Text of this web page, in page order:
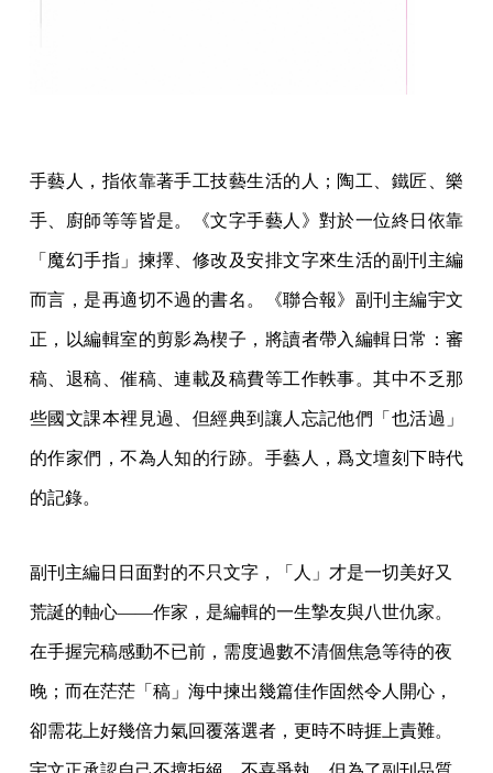
手藝人，指依靠著手工技藝生活的人；陶工、鐵匠、樂
手、廚師等等皆是。《文字手藝人》對於一位終日依靠
「魔幻手指」揀擇、修改及安排文字來生活的副刊主編
而言，是再適切不過的書名。《聯合報》副刊主編宇文
正，以編輯室的剪影為楔子，將讀者帶入編輯日常：審
稿、退稿、催稿、連載及稿費等工作軼事。其中不乏那
些國文課本裡見過、但經典到讓人忘記他們「也活過」
的作家們，不為人知的行跡。手藝人，爲文壇刻下時代
的記錄。
副刊主編日日面對的不只文字，「人」才是一切美好又
荒誕的軸心——作家，是編輯的一生摯友與八世仇家。
在手握完稿感動不已前，需度過數不清個焦急等待的夜
晚；而在茫茫「稿」海中揀出幾篇佳作固然令人開心，
卻需花上好幾倍力氣回覆落選者，更時不時捱上責難。